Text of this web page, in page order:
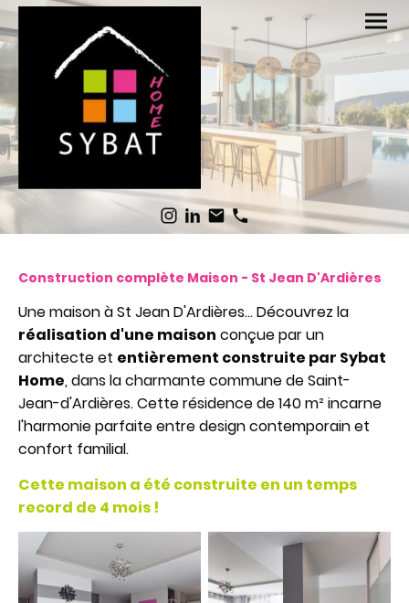
Construction complète Maison - St Jean D'Ardières
Une maison à St Jean D'Ardières... Découvrez la
réalisation d'une maison conçue par un
architecte et entièrement construite par Sybat
Home, dans la charmante commune de Saint-
Jean-d'Ardières. Cette résidence de 140 m² incarne
l'harmonie parfaite entre design contemporain et
confort familial.
Cette maison a été construite en un temps
record de 4 mois !